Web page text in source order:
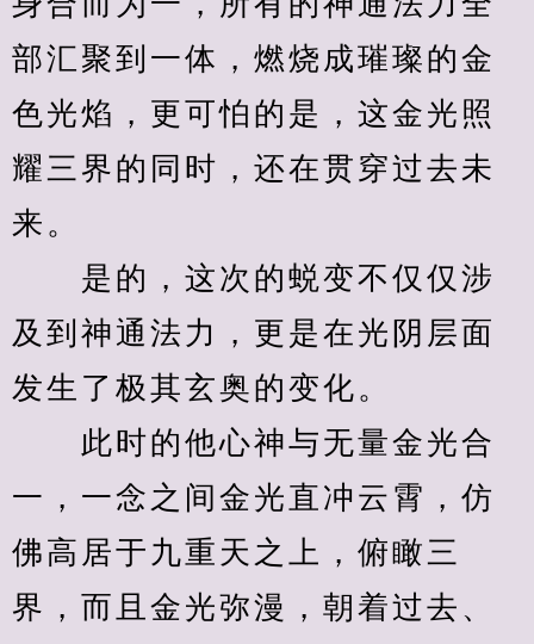
部汇聚到一体，燃烧成璀璨的金
色光焰，更可怕的是，这金光照
耀三界的同时，还在贯穿过去未
来。
是的，这次的蜕变不仅仅涉
及到神通法力，更是在光阴层面
发生了极其玄奥的变化。
此时的他心神与无量金光合
一，一念之间金光直冲云霄，仿
佛高居于九重天之上，俯瞰三
界，而且金光弥漫，朝着过去、